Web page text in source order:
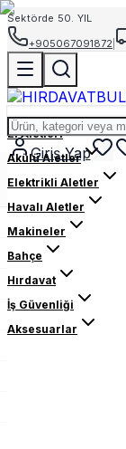
Sektörde 50. YIL
+905067091872
Giriş Yap
El Aletleri
Akülü Aletler
Elektrikli Aletler
Havalı Aletler
Makineler
Bahçe
Hırdavat
İş Güvenliği
Aksesuarlar